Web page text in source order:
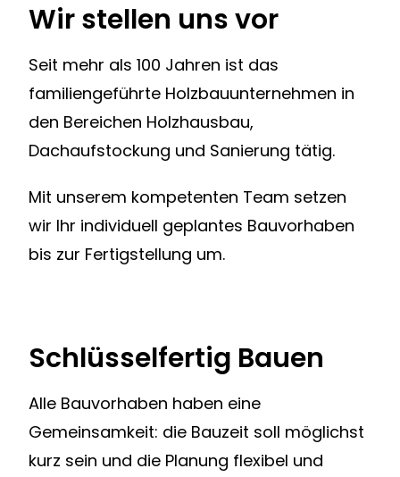
Wir stellen uns vor
Seit mehr als 100 Jahren ist das
familiengeführte Holzbauunternehmen in
den Bereichen Holzhausbau,
Dachaufstockung und Sanierung tätig.
Mit unserem kompetenten Team setzen
wir Ihr individuell geplantes Bauvorhaben
bis zur Fertigstellung um.
Schlüsselfertig Bauen
Alle Bauvorhaben haben eine
Gemeinsamkeit: die Bauzeit soll möglichst
kurz sein und die Planung flexibel und